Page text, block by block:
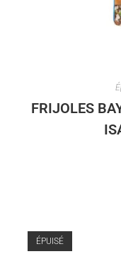
FRIJOLES
ÉPUISÉ